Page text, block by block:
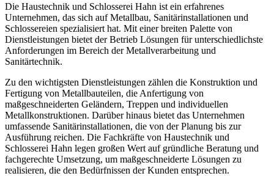
Die Haustechnik und Schlosserei Hahn ist ein erfahrenes
Unternehmen, das sich auf Metallbau, Sanitärinstallationen und
Schlossereien spezialisiert hat. Mit einer breiten Palette von
Dienstleistungen bietet der Betrieb Lösungen für unterschiedlichste
Anforderungen im Bereich der Metallverarbeitung und
Sanitärtechnik.
Zu den wichtigsten Dienstleistungen zählen die Konstruktion und
Fertigung von Metallbauteilen, die Anfertigung von
maßgeschneiderten Geländern, Treppen und individuellen
Metallkonstruktionen. Darüber hinaus bietet das Unternehmen
umfassende Sanitärinstallationen, die von der Planung bis zur
Ausführung reichen. Die Fachkräfte von Haustechnik und
Schlosserei Hahn legen großen Wert auf gründliche Beratung und
fachgerechte Umsetzung, um maßgeschneiderte Lösungen zu
realisieren, die den Bedürfnissen der Kunden entsprechen.